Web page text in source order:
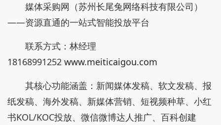
媒体采购网（苏州长尾兔网络科技有限公司）
——资源直通的一站式智能投放平台
联系方式：林经理
18168991252 www.meiticaigou.com
其核心功能涵盖：新闻媒体发稿、软文发稿、报
纸发稿、海外发稿、新媒体营销、短视频种草、小红
书KOL/KOC投放、微信微博达人推广、百科创建